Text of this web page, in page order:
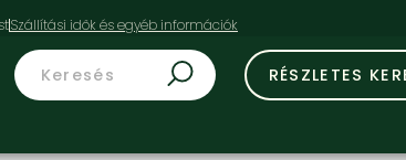
RÉSZLETES